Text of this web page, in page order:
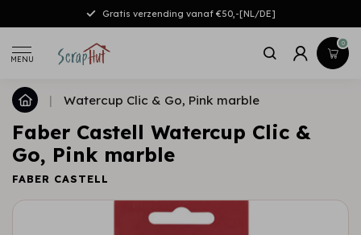
Gratis verzending vanaf €50,-[NL/DE]
MENU
0
| Watercup Clic & Go, Pink marble
Faber Castell Watercup Clic &
Go, Pink marble
FABER CASTELL